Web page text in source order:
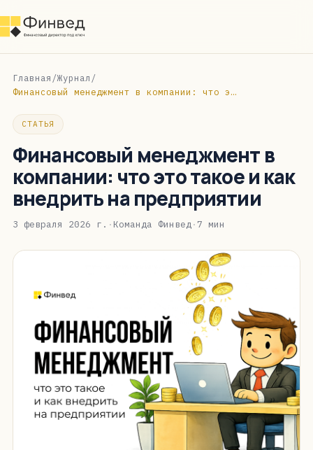
Главная /Журнал /
Финансовый менеджмент в компании: что это такое и как внедрить на предприятии
СТАТЬЯ
Финансовый менеджмент в
компании: что это такое и как
внедрить на предприятии
3 февраля 2026 г. · Команда Финвед· 7 мин